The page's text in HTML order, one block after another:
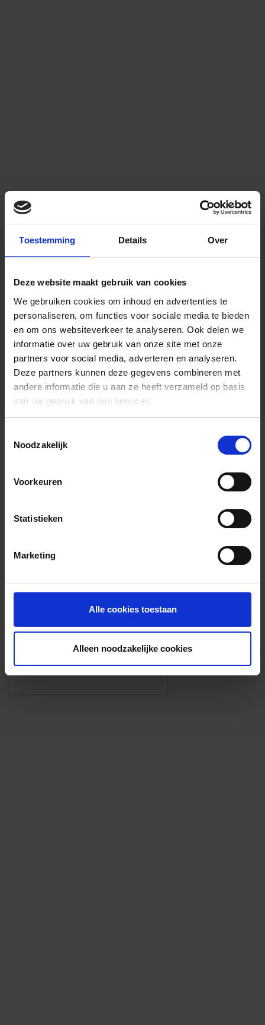
Toestemming Details Over
Deze website maakt gebruik van cookies
We gebruiken cookies om inhoud en advertenties te
personaliseren, om functies voor sociale media te bieden
en om ons websiteverkeer te analyseren. Ook delen we
informatie over uw gebruik van onze site met onze
partners voor social media, adverteren en analyseren.
Deze partners kunnen deze gegevens combineren met
andere informatie die u aan ze heeft verzameld op basis
van uw gebruik van hun services.
Noodzakelijk
Voorkeuren
Statistieken
Marketing
Alle cookies toestaan
Alleen noodzakelijke cookies
Algemene informatie
Foto’s ({{photos.length}})
Eigen foto’s